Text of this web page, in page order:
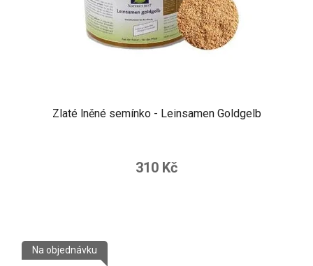
Zlaté lněné semínko - Leinsamen Goldgelb
310 Kč
Na objednávku